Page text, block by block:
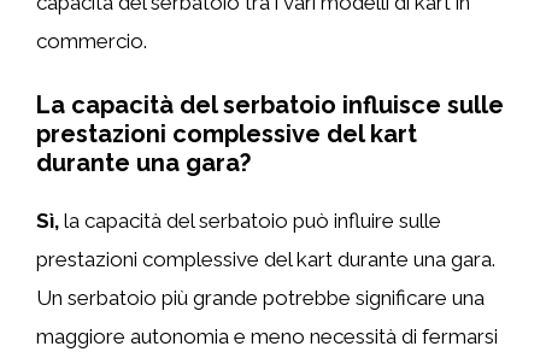
commercio.
La capacità del serbatoio influisce sulle
prestazioni complessive del kart
durante una gara?
Sì, la capacità del serbatoio può influire sulle
prestazioni complessive del kart durante una gara.
Un serbatoio più grande potrebbe significare una
maggiore autonomia e meno necessità di fermarsi